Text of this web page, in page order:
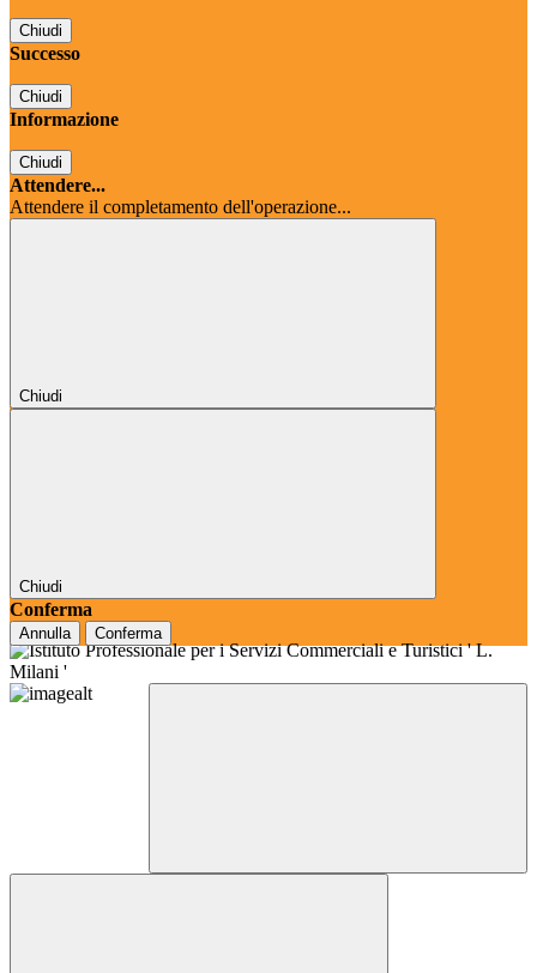
Chiudi
Successo
Chiudi
Informazione
Chiudi
Attendere...
Attendere il completamento dell'operazione...
Chiudi
Chiudi
Conferma
Annulla Conferma